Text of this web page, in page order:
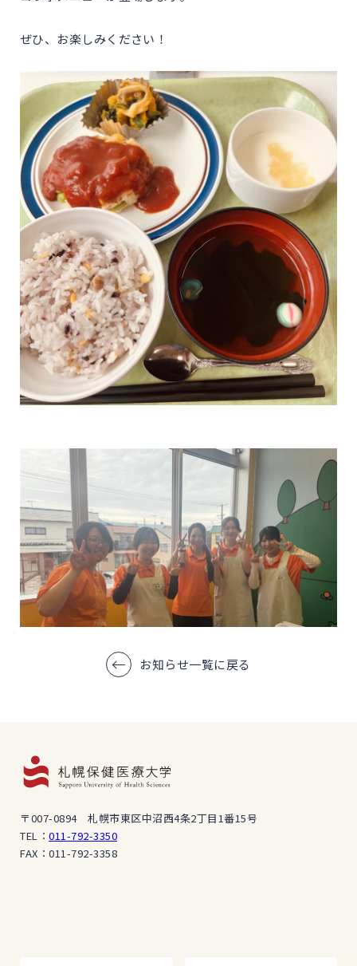
ぜひ、お楽しみください！
お知らせ一覧に戻る
〒007-0894 札幌市東区中沼西4条2丁目1番15号
TEL： 011-792-3350
FAX：011-792-3358